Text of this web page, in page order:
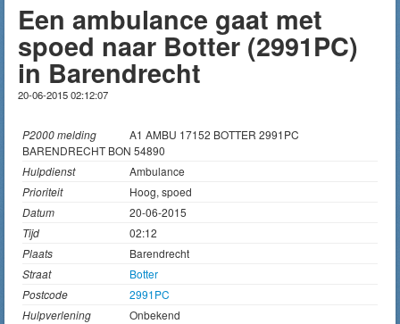
Een ambulance gaat met
spoed naar Botter (2991PC)
in Barendrecht
20-06-2015 02:12:07
P2000 melding
A1 AMBU 17152 BOTTER 2991PC
BARENDRECHT BON 54890
Hulpdienst
Ambulance
Prioriteit
Hoog, spoed
Datum
20-06-2015
Tijd
02:12
Plaats
Barendrecht
Straat
Botter
Postcode
2991PC
Hulpverlening
Onbekend